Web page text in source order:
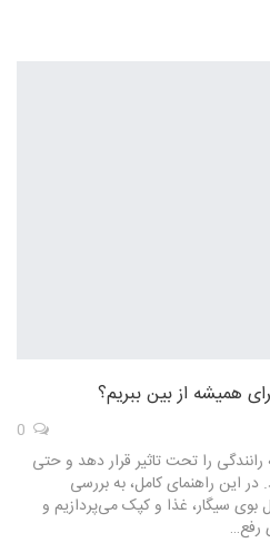
همیشه از بین ببریم؟
را تحت تاثیر قرار دهد و حتی
این راهنمای کامل، به بررسی
سیگار، غذا و کپک می‌پردازیم و
رفع…